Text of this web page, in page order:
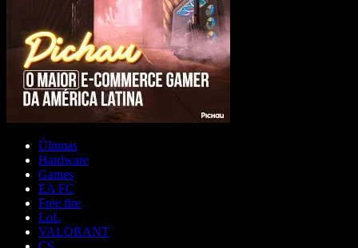
Últimas
Hardware
Games
EA FC
Free fire
LoL
VALORANT